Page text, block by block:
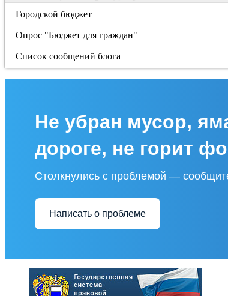
Городской бюджет
Опрос "Бюджет для граждан"
Список сообщений блога
Не убран мусор,
дороге, не горит
Столкнулись с проблемой —
Написать о проблеме